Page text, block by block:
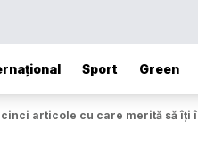
Sport Green
cinci articole cu care merită să îți